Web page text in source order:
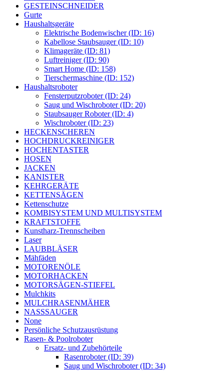
GESTEINSCHNEIDER
Gurte
Haushaltsgeräte
Elektrische Bodenwischer (ID: 16)
Kabellose Staubsauger (ID: 10)
Klimageräte (ID: 81)
Luftreiniger (ID: 90)
Smart Home (ID: 158)
Tierschermaschine (ID: 152)
Haushaltsroboter
Fensterputzroboter (ID: 24)
Saug und Wischroboter (ID: 20)
Staubsauger Roboter (ID: 4)
Wischroboter (ID: 23)
HECKENSCHEREN
HOCHDRUCKREINIGER
HOCHENTASTER
HOSEN
JACKEN
KANISTER
KEHRGERÄTE
KETTENSÄGEN
Kettenschutze
KOMBISYSTEM UND MULTISYSTEM
KRAFTSTOFFE
Kunstharz-Trennscheiben
Laser
LAUBBLÄSER
Mähfäden
MOTORENÖLE
MOTORHACKEN
MOTORSÄGEN-STIEFEL
Mulchkits
MULCHRASENMÄHER
NASSSAUGER
None
Persönliche Schutzausrüstung
Rasen- & Poolroboter
Ersatz- und Zubehörteile
Rasenroboter (ID: 39)
Saug und Wischroboter (ID: 34)